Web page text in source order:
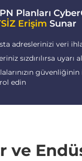
Planları
Erişim Sunar
adreslerinizi veri
sızdırılırsa uyarı
edin
ve